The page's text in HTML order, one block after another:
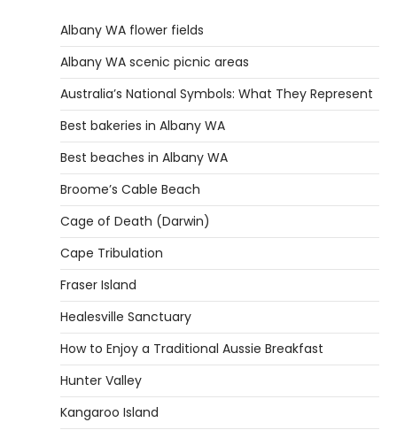
Albany WA flower fields
Albany WA scenic picnic areas
Australia’s National Symbols: What They Represent
Best bakeries in Albany WA
Best beaches in Albany WA
Broome’s Cable Beach
Cage of Death (Darwin)
Cape Tribulation
Fraser Island
Healesville Sanctuary
How to Enjoy a Traditional Aussie Breakfast
Hunter Valley
Kangaroo Island